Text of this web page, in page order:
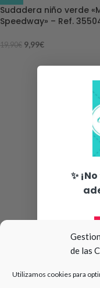
de las
Utilizamos cookies para
Sudadera niño verde
Speedway» – Ref.
19,90€ 9,99€
✨